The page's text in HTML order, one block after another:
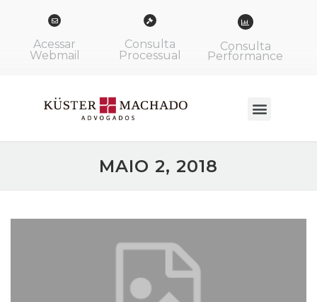
Acessar
Webmail
Consulta
Processual
Consulta
Performance
MAIO 2, 2018